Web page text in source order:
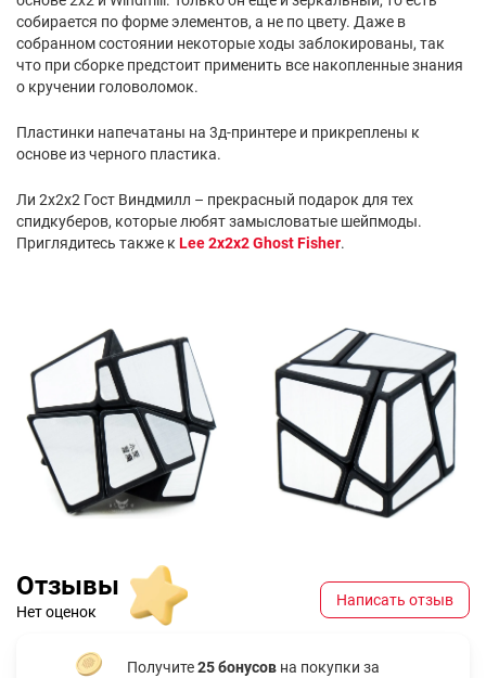
собирается по форме элементов, а не по цвету. Даже в
собранном состоянии некоторые ходы заблокированы, так
что при сборке предстоит применить все накопленные знания
о кручении головоломок.
Пластинки напечатаны на 3д-принтере и прикреплены к
основе из черного пластика.
Ли 2х2х2 Гост Виндмилл – прекрасный подарок для тех
спидкуберов, которые любят замысловатые шейпмоды.
Приглядитесь также к Lee 2x2x2 Ghost Fisher.
Отзывы
Нет оценок
Написать отзыв
Получите25 бонусов на покупки за